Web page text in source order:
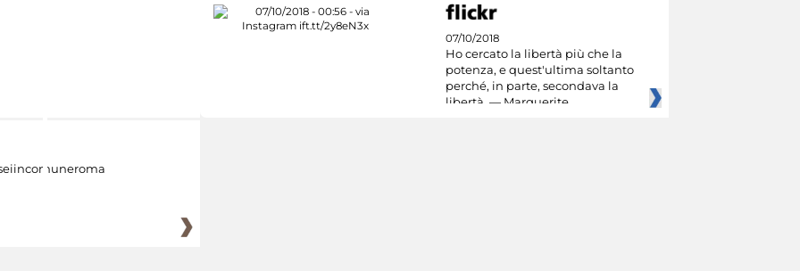
07/10/2018
Ho cercato la libertà più che la
potenza, e quest'ultima soltanto
perché, in parte, secondava la
libertà. — Marguerite